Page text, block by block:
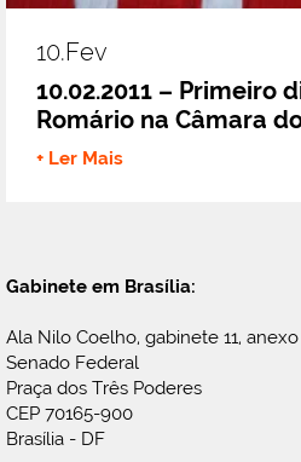
10.fev
10.02.2011 – Primeiro
Romário na Câmara
+ Ler Mais
Gabinete em Brasília:
Ala Nilo Coelho, gabinete 11, anexo
Senado Federal
Praça dos Três Poderes
CEP 70165-900
Brasília - DF